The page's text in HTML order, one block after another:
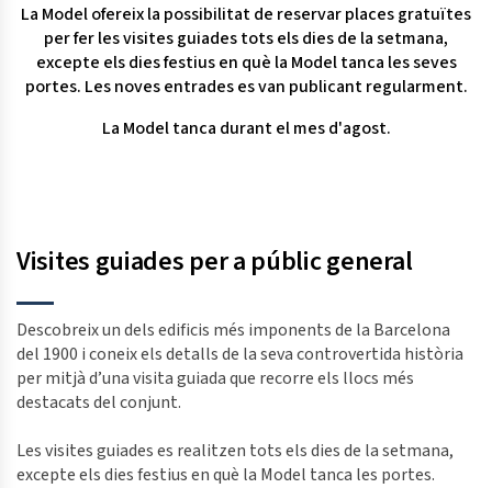
La Model ofereix la possibilitat de reservar places gratuïtes
per fer les visites guiades tots els dies de la setmana,
excepte els dies festius en què la Model tanca les seves
portes. Les noves entrades es van publicant regularment.
La Model tanca durant el mes d'agost.
Visites guiades per a públic general
Descobreix un dels edificis més imponents de la Barcelona
del 1900 i coneix els detalls de la seva controvertida història
per mitjà d’una visita guiada que recorre els llocs més
destacats del conjunt.
Les visites guiades es realitzen tots els dies de la setmana,
excepte els dies festius en què la Model tanca les portes.